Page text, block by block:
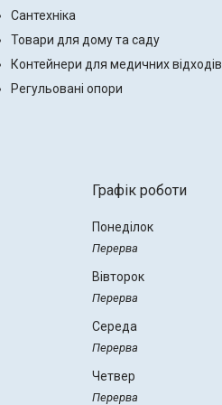
Сантехніка
Товари для дому та саду
Контейнери для медичних відходів
Регульовані опори
Графік роботи
Понеділок
Вівторок
Середа
Четвер